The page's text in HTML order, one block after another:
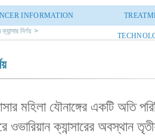
INFORMATION
নির্ণয় >
মহিলা যৌনাঙ্গের একটি অতি
ওভারিয়ান ক্যান্সারের অবস্থান